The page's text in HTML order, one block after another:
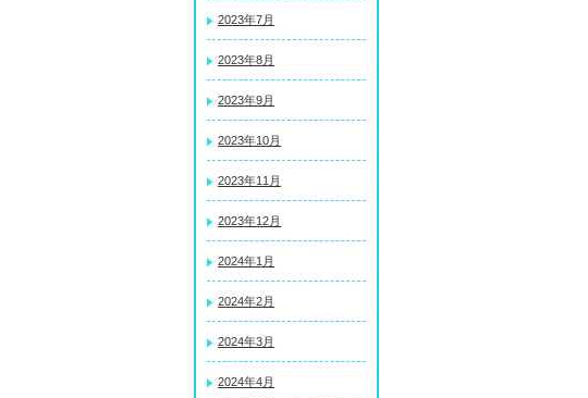
2023年7月
2023年8月
2023年9月
2023年10月
2023年11月
2023年12月
2024年1月
2024年2月
2024年3月
2024年4月